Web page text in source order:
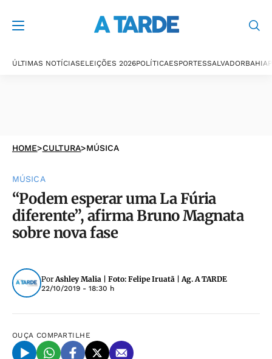
ÚLTIMAS NOTÍCIASELEIÇÕES 2026POLÍTICAESPORTESSALVADORBAHIA
HOME>CULTURA>MÚSICA
MÚSICA
“Podem esperar uma La Fúria
diferente”, afirma Bruno Magnata
sobre nova fase
PorAshley Malia | Foto: Felipe Iruatã | Ag. A TARDE
22/10/2019 - 18:30 h
OUÇA COMPARTILHE